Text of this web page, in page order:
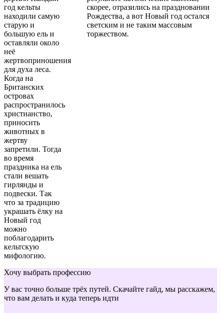
год кельты
находили самую
старую и
большую ель и
оставляли около
неё
жертвоприношения
для духа леса.
Когда на
Британских
островах
распространилось
христианство,
приносить
животных в
жертву
запретили. Тогда
во время
праздника на ель
стали вешать
гирлянды и
подвески. Так
что за традицию
украшать ёлку на
Новый год
можно
поблагодарить
кельтскую
мифологию.
скорее, отразились на праздновании
Рождества, а вот Новый год остался
светским и не таким массовым
торжеством.
Хочу выбрать профессию
У вас точно больше трёх путей. Скачайте гайд, мы расскажем,
что вам делать и куда теперь идти